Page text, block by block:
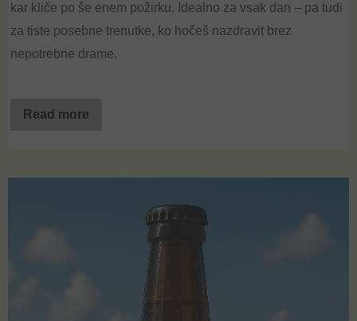
kar kliče po še enem požirku. Idealno za vsak dan – pa tudi
za tiste posebne trenutke, ko hočeš nazdravit brez
nepotrebne drame.
Read more